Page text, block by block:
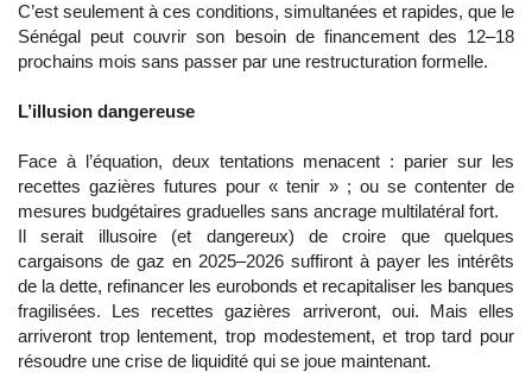
C’est seulement à ces conditions, simultanées et rapides, que le
Sénégal peut couvrir son besoin de financement des 12–18
prochains mois sans passer par une restructuration formelle.
L’illusion dangereuse
Face à l’équation, deux tentations menacent : parier sur les
recettes gazières futures pour « tenir » ; ou se contenter de
mesures budgétaires graduelles sans ancrage multilatéral fort.
Il serait illusoire (et dangereux) de croire que quelques
cargaisons de gaz en 2025–2026 suffiront à payer les intérêts
de la dette, refinancer les eurobonds et recapitaliser les banques
fragilisées. Les recettes gazières arriveront, oui. Mais elles
arriveront trop lentement, trop modestement, et trop tard pour
résoudre une crise de liquidité qui se joue maintenant.